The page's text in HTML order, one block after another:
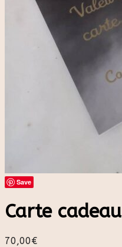
Votre panier est vide.
Save
Carte cadeau
70,00€